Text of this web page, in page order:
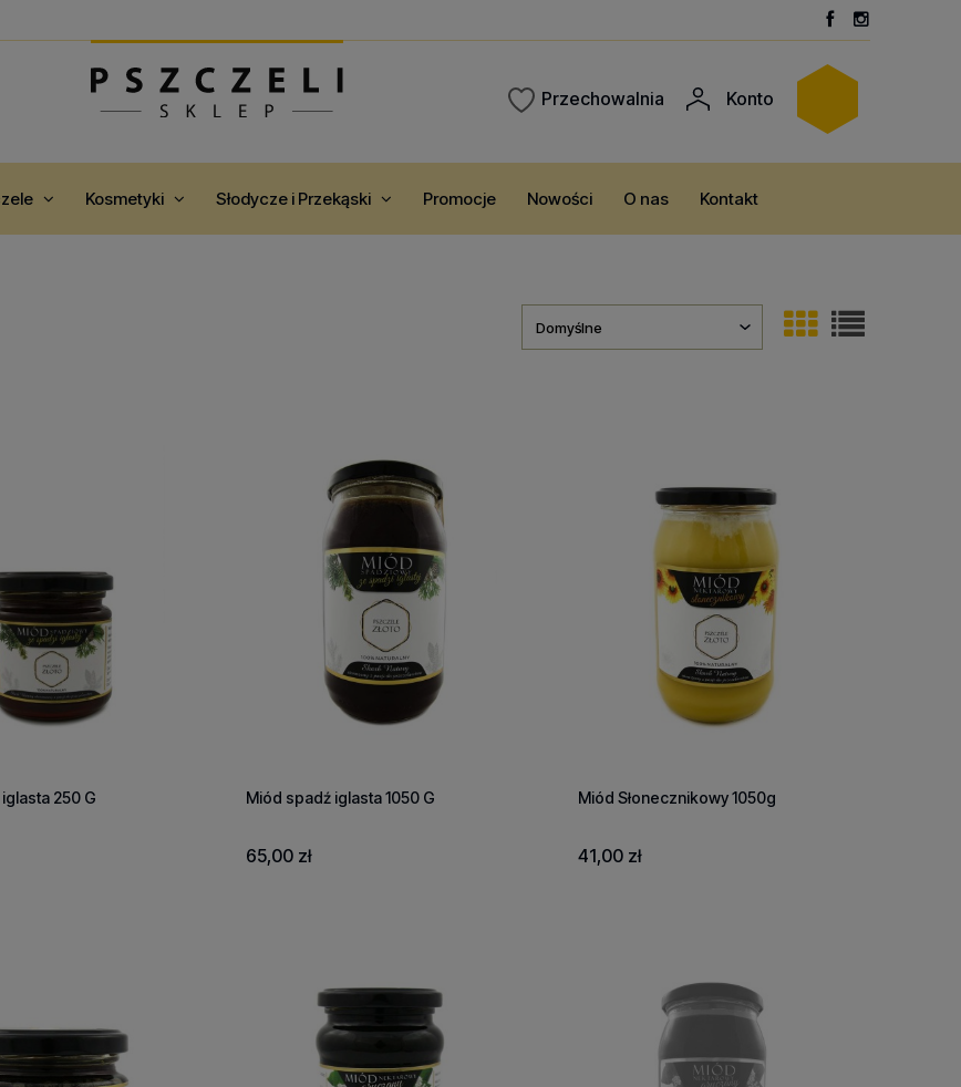
Przechowalnia Konto
Kosmetyki Słodycze i Przekąski Promocje Nowości O nas Kontakt
250 G Miód spadź iglasta 1050 G
65,00 zł
Miód Słonecznikowy 1050g
41,00 zł